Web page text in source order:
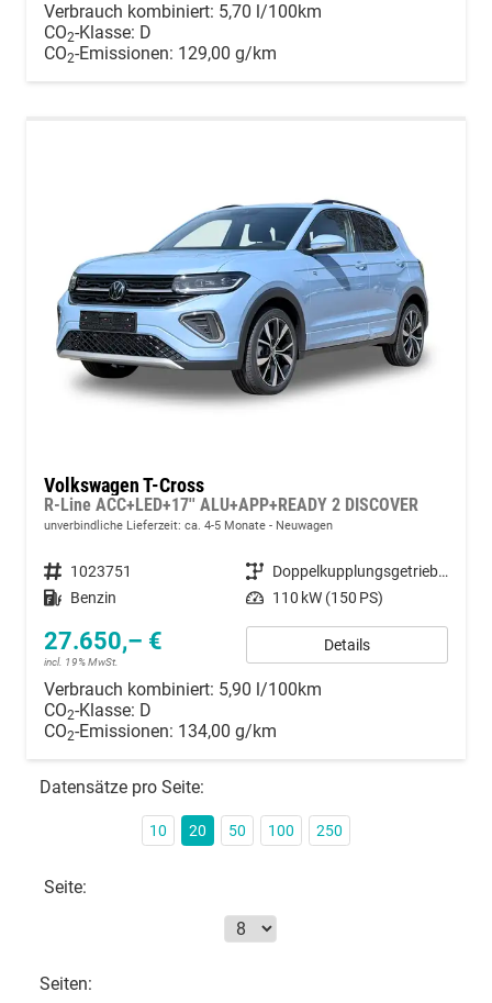
Verbrauch kombiniert: 5,70 l/100km
CO2-Klasse: D
CO2-Emissionen: 129,00 g/km
Volkswagen T-Cross
R-Line ACC+LED+17'' ALU+APP+READY 2 DISCOVER
unverbindliche Lieferzeit: ca. 4-5 Monate Neuwagen
Fahrzeugnummer 1023751 Getriebe
Doppelkupplungsgetriebe (DSG)
Kraftstoff Benzin Leistung 110 kW (150 PS)
27.650,– €
incl. 19% MwSt.
Details
Verbrauch kombiniert: 5,90 l/100km
CO2-Klasse: D
CO2-Emissionen: 134,00 g/km
Datensätze pro Seite:
10 20 50 100 250
Seite:
Seiten: